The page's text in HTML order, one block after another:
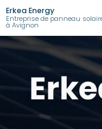
Aller
au
contenu
principal
Erkea Energy
Entreprise de panneau solaire
à Avignon